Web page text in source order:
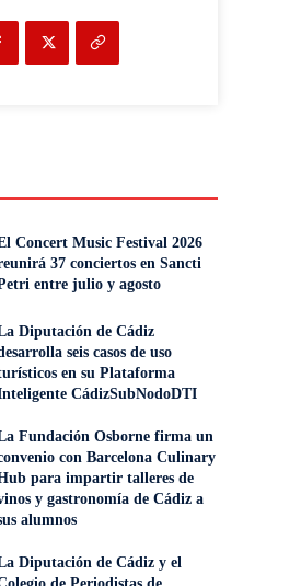
Concert Music Festival 2026
37 conciertos en Sancti
entre julio y agosto
Diputación de Cádiz
seis casos de uso
en su Plataforma
CádizSubNodoDTI
Fundación Osborne firma un
con Barcelona Culinary
para impartir talleres de
y gastronomía de Cádiz a
alumnos
Diputación de Cádiz y el